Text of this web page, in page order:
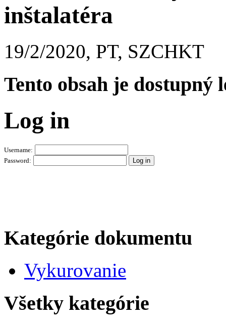
inštalatéra
19/2/2020, PT, SZCHKT
Tento obsah je dostupný
Log in
Username:
Password:
Kategórie dokumentu
Vykurovanie
Všetky kategórie